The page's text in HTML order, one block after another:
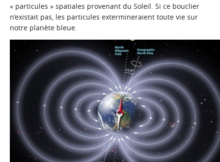
« particules » spatiales provenant du Soleil. Si ce bouclier
n’existait pas, les particules extermineraient toute vie sur
notre planète bleue.